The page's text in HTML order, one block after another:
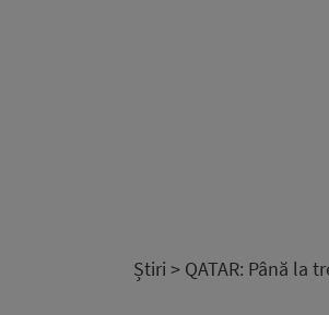
Știri > QATAR: Până la